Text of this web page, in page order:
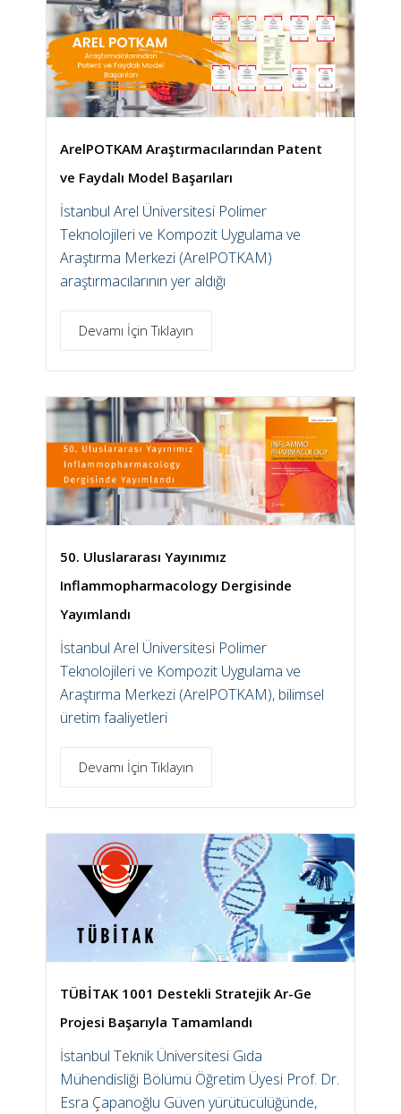
ArelPOTKAM Araştırmacılarından Patent
ve Faydalı Model Başarıları
İstanbul Arel Üniversitesi Polimer
Teknolojileri ve Kompozit Uygulama ve
Araştırma Merkezi (ArelPOTKAM)
araştırmacılarının yer aldığı
Devamı İçin Tıklayın
50. Uluslararası Yayınımız
Inflammopharmacology Dergisinde
Yayımlandı
İstanbul Arel Üniversitesi Polimer
Teknolojileri ve Kompozit Uygulama ve
Araştırma Merkezi (ArelPOTKAM), bilimsel
üretim faaliyetleri
Devamı İçin Tıklayın
TÜBİTAK 1001 Destekli Stratejik Ar-Ge
Projesi Başarıyla Tamamlandı
İstanbul Teknik Üniversitesi Gıda
Mühendisliği Bölümü Öğretim Üyesi Prof. Dr.
Esra Çapanoğlu Güven yürütücülüğünde,